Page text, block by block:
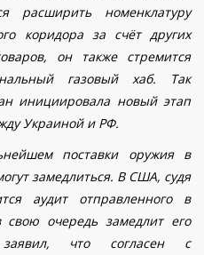
расширить номенклатуру
коридора за счёт других
он также стремится
газовый хаб. Так
инициировала новый этап
Украиной и РФ.
поставки оружия в
замедлиться. В США, судя
аудит отправленного в
очередь замедлит его
что согласен с